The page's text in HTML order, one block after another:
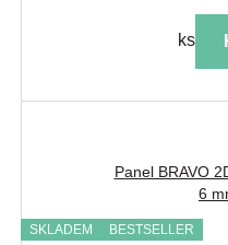
ks
Panel BRAVO
6
SKLADEM BESTSELLER